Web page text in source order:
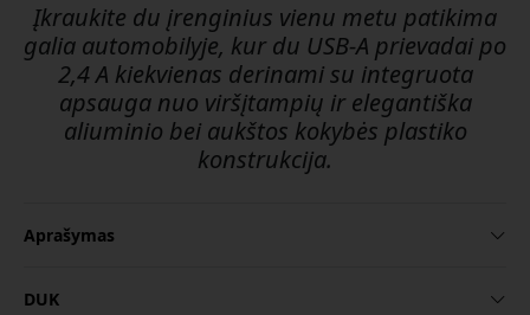
Įkraukite du įrenginius vienu metu patikima
galia automobilyje, kur du USB-A prievadai po
2,4 A kiekvienas derinami su integruota
apsauga nuo viršįtampių ir elegantiška
aliuminio bei aukštos kokybės plastiko
konstrukcija.
Aprašymas
DUK